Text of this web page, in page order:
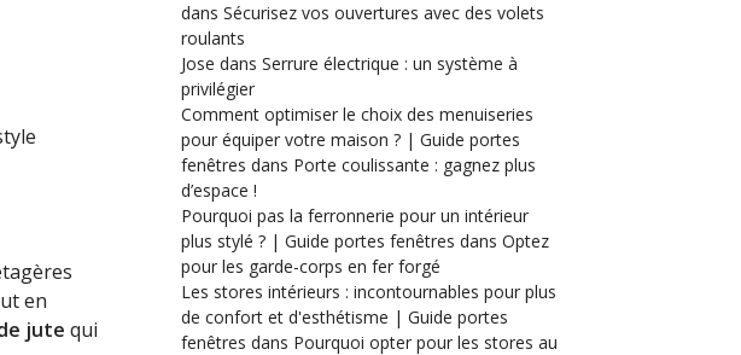
en
jute qui
dans Sécurisez vos ouvertures avec des volets
roulants
Jose dans Serrure électrique : un système à
privilégier
Comment optimiser le choix des menuiseries
pour équiper votre maison ? | Guide portes
fenêtres dans Porte coulissante : gagnez plus
d’espace !
Pourquoi pas la ferronnerie pour un intérieur
plus stylé ? | Guide portes fenêtres dans Optez
pour les garde-corps en fer forgé
Les stores intérieurs : incontournables pour plus
de confort et d'esthétisme | Guide portes
fenêtres dans Pourquoi opter pour les stores au